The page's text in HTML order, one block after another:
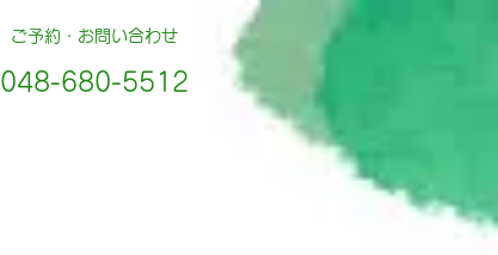
ご予約・お問い合わせ
048-680-5512